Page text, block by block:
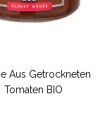
Aus Getrockneten
Tomaten BIO